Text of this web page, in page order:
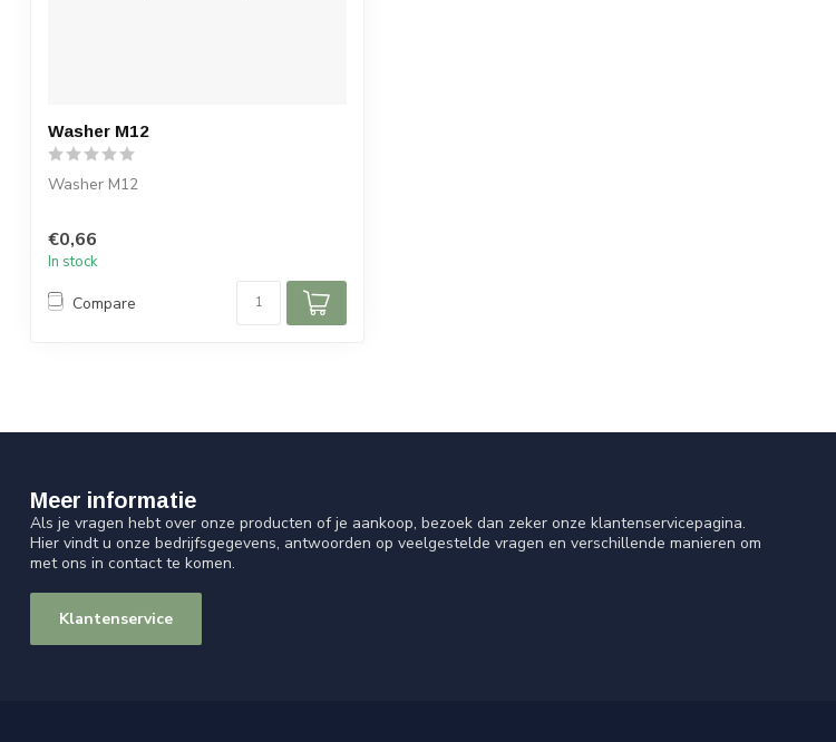
Washer M12
Washer M12
€0,66
In stock
Compare
Meer informatie
Als je vragen hebt over onze producten of je aankoop, bezoek dan zeker onze klantenservicepagina.
Hier vindt u onze bedrijfsgegevens, antwoorden op veelgestelde vragen en verschillende manieren om
met ons in contact te komen.
Klantenservice